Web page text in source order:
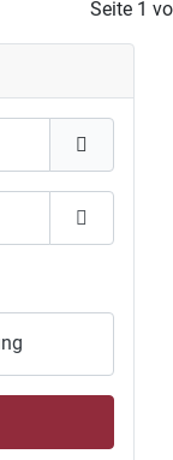
Seite 1
Passwort